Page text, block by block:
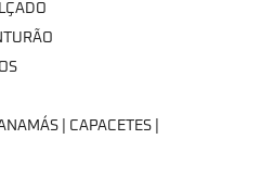
| CAPACETES |